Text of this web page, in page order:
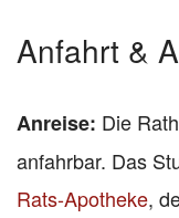
Anfahrt &
Anreise: Die
anfahrbar. Das
Rats-Apotheke,